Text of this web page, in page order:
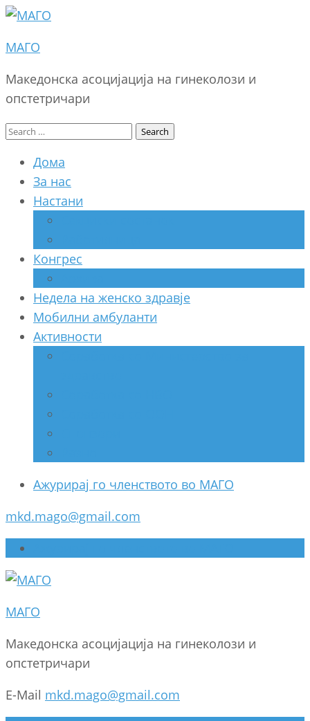
МАГО
Македонска асоцијација на гинеколози и
опстетричари
Search
Дома
За нас
Настани
Конгрес
Недела на женско здравје
Мобилни амбуланти
Активности
Ажурирај го членството во МАГО
mkd.mago@gmail.com
МАГО
Македонска асоцијација на гинеколози и
опстетричари
E-Mail mkd.mago@gmail.com